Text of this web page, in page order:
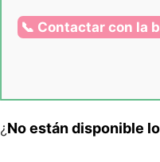
📞 Contactar con la
¿No están disponible